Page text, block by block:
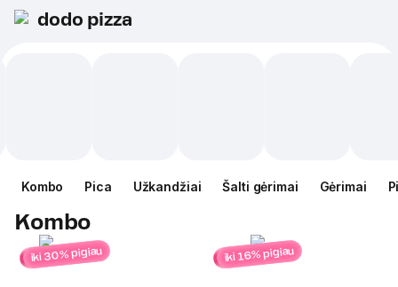
dodo pizza
Kombo Pica Užkandžiai Šalti gėrimai Gėrimai
Kombo
iki 30% pigiau iki 16% pigiau